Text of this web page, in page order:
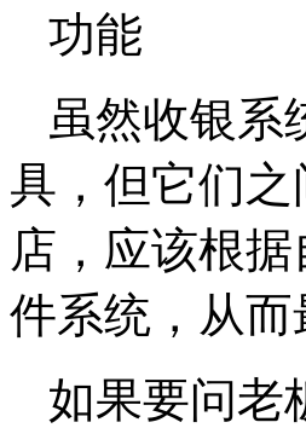
虽然收银系
具，但它们
店，应该根
件系统，从
如果要问老